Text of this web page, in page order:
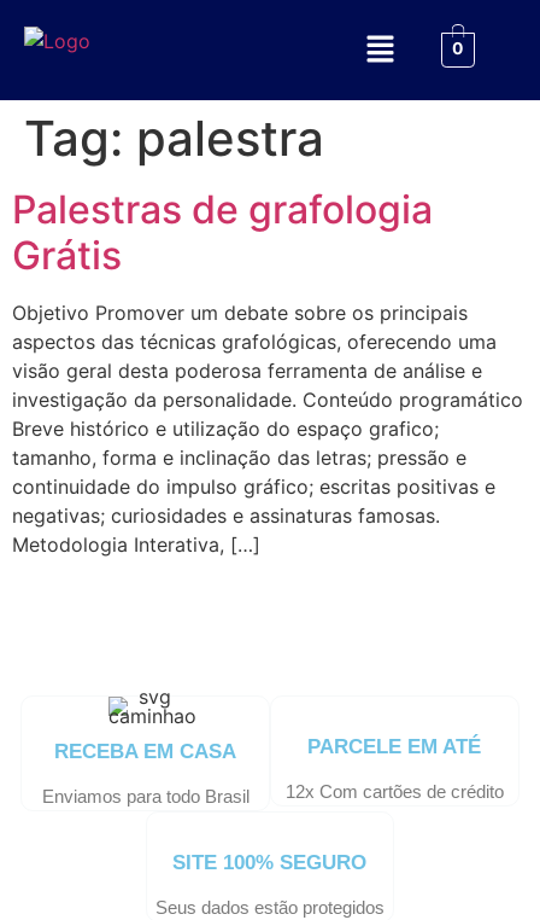
0
Tag: palestra
Palestras de grafologia
Grátis
Objetivo Promover um debate sobre os principais
aspectos das técnicas grafológicas, oferecendo uma
visão geral desta poderosa ferramenta de análise e
investigação da personalidade. Conteúdo programático
Breve histórico e utilização do espaço grafico;
tamanho, forma e inclinação das letras; pressão e
continuidade do impulso gráfico; escritas positivas e
negativas; curiosidades e assinaturas famosas.
Metodologia Interativa, […]
RECEBA EM CASA
Enviamos para todo Brasil
PARCELE EM ATÉ
12x Com cartões de crédito
SITE 100% SEGURO
Seus dados estão protegidos